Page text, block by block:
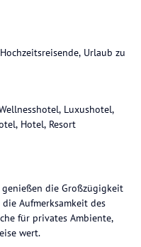
Urlaub zu
Luxushotel,
Hotel, Resort
die Großzügigkeit
Aufmerksamkeit des
für privates Ambiente,
wert.